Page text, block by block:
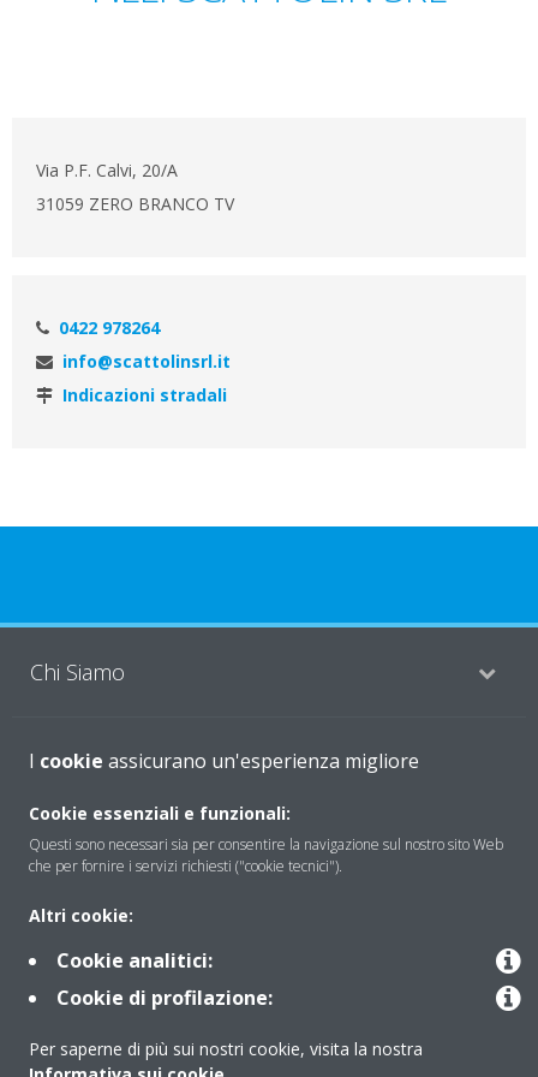
Via P.F. Calvi, 20/A
31059 ZERO BRANCO TV
0422 978264
info@scattolinsrl.it
Indicazioni stradali
Chi Siamo
Soluzioni
Contattaci
Periodo di supporto definito
Politica di segnalazione e divulgazione delle vulnerabilità del
Gruppo Daikin Europe
I cookie assicurano un'esperienza migliore
Cookie essenziali e funzionali:
Questi sono necessari sia per consentire la navigazione sul nostro sito Web
che per fornire i servizi richiesti ("cookie tecnici").
Altri cookie:
Cookie analitici:
Cookie di profilazione:
Per saperne di più sui nostri cookie, visita la nostra